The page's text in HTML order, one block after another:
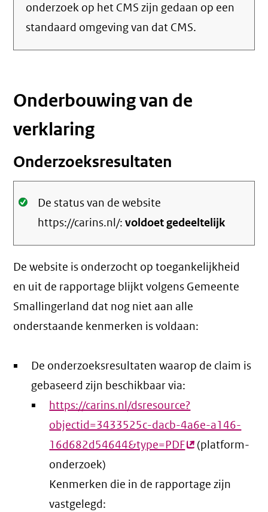
onderzoek op het CMS zijn gedaan op een
standaard omgeving van dat CMS.
Onderbouwing van de
verklaring
Onderzoeksresultaten
Oké.
De status van de website
https://carins.nl/:voldoet gedeeltelijk
De website is onderzocht op toegankelijkheid
en uit de rapportage blijkt volgens Gemeente
Smallingerland dat nog niet aan alle
onderstaande kenmerken is voldaan:
De onderzoeksresultaten waarop de claim is
gebaseerd zijn beschikbaar via:
https://carins.nl/dsresource?
objectid=3433525c-dacb-4a6e-a146-
16d682d54644&type=PDF(externe
(platform-
onderzoek)
Kenmerken die in de rapportage zijn
vastgelegd: